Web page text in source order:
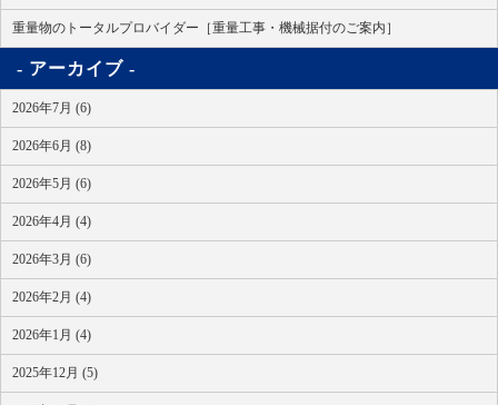
重量物のトータルプロバイダー［重量工事・機械据付のご案内］
アーカイブ
2026年7月 (6)
2026年6月 (8)
2026年5月 (6)
2026年4月 (4)
2026年3月 (6)
2026年2月 (4)
2026年1月 (4)
2025年12月 (5)